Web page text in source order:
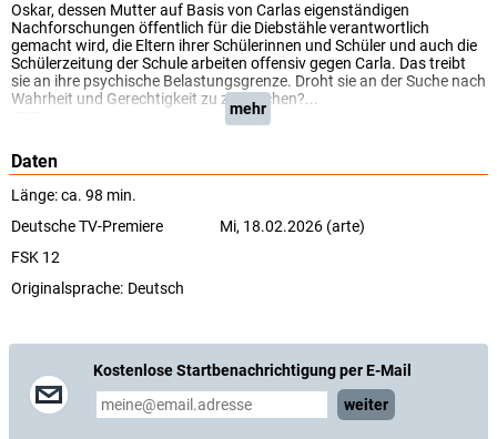
Oskar, dessen Mutter auf Basis von Carlas eigenständigen
Nachforschungen öffentlich für die Diebstähle verantwortlich
gemacht wird, die Eltern ihrer Schülerinnen und Schüler und auch die
Schülerzeitung der Schule arbeiten offensiv gegen Carla. Das treibt
sie an ihre psychische Belastungsgrenze. Droht sie an der Suche nach
Wahrheit und Gerechtigkeit zu zerbrechen?...
mehr
Daten
Länge: ca. 98 min.
Deutsche TV-Premiere
Mi, 18.02.2026 (arte)
FSK 12
Originalsprache: Deutsch
Kostenlose Startbenachrichtigung per E-Mail
weiter